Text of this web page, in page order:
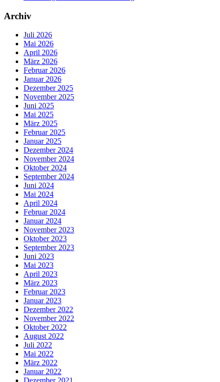
Archiv
Juli 2026
Mai 2026
April 2026
März 2026
Februar 2026
Januar 2026
Dezember 2025
November 2025
Juni 2025
Mai 2025
März 2025
Februar 2025
Januar 2025
Dezember 2024
November 2024
Oktober 2024
September 2024
Juni 2024
Mai 2024
April 2024
Februar 2024
Januar 2024
November 2023
Oktober 2023
September 2023
Juni 2023
Mai 2023
April 2023
März 2023
Februar 2023
Januar 2023
Dezember 2022
November 2022
Oktober 2022
August 2022
Juli 2022
Mai 2022
März 2022
Januar 2022